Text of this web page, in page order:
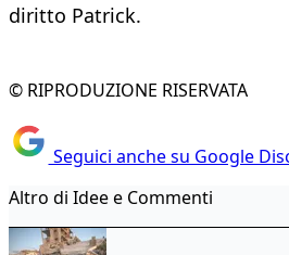
diritto Patrick.
© RIPRODUZIONE RISERVATA
Seguici anche su Google
Altro di Idee e Commenti